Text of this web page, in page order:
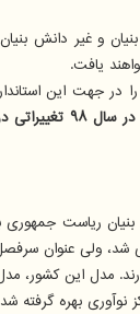
و غیر دانش
یافت.
در جهت این
ارزش گذاری
ریاست
ولی عنوان
مدل این
بهره گرفته